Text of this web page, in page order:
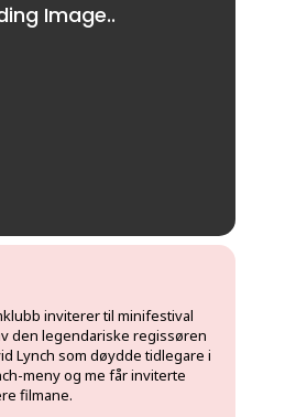
inviterer til minifestival
den legendariske regissøren
Lynch som døydde tidlegare i
meny og me får inviterte
filmane.